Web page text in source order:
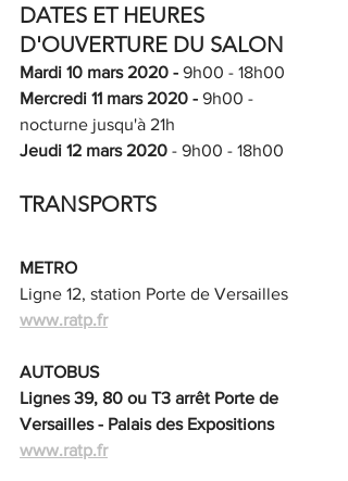
DATES ET HEURES
D'OUVERTURE DU SALON
Mardi 10 mars 2020 - 9h00 - 18h00
Mercredi 11 mars 2020 - 9h00 -
nocturne jusqu'à 21h
Jeudi 12 mars 2020 - 9h00 - 18h00
TRANSPORTS
METRO
Ligne 12, station Porte de Versailles
www.ratp.fr
AUTOBUS
Lignes 39, 80 ou T3 arrêt Porte de
Versailles - Palais des Expositions
www.ratp.fr